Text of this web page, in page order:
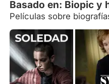
Basado en: Biopic y
Películas sobre